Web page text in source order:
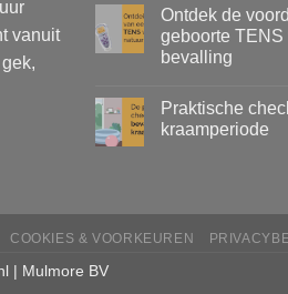
vanuit
Ontdek de
geboorte
bevalling
Praktische
kraamperiode
COOKIES & VOORKEUREN
| Mulmore BV